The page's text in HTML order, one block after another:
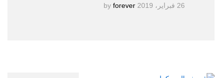
26 فبراير، 2019 forever